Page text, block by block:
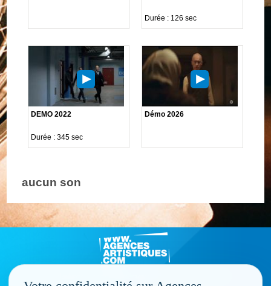
Durée : 126 sec
DEMO 2022
Durée : 345 sec
Démo 2026
aucun son